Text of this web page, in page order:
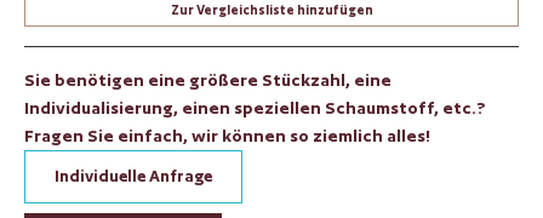
Zur Vergleichsliste hinzufügen
Sie benötigen eine größere Stückzahl, eine
Individualisierung, einen speziellen Schaumstoff, etc.?
Fragen Sie einfach, wir können so ziemlich alles!
Individuelle Anfrage